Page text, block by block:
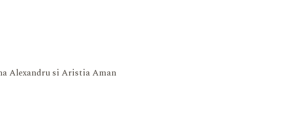
Alexandru si Aristia Aman